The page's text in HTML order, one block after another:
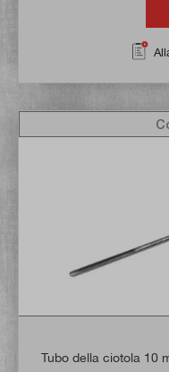
Tubo della ciotola 10